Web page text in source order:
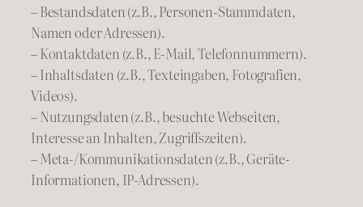
– Bestandsdaten (z.B., Personen-Stammdaten,
Namen oder Adressen).
– Kontaktdaten (z.B., E-Mail, Telefonnummern).
– Inhaltsdaten (z.B., Texteingaben, Fotografien,
Videos).
– Nutzungsdaten (z.B., besuchte Webseiten,
Interesse an Inhalten, Zugriffszeiten).
– Meta-/Kommunikationsdaten (z.B., Geräte-
Informationen, IP-Adressen).